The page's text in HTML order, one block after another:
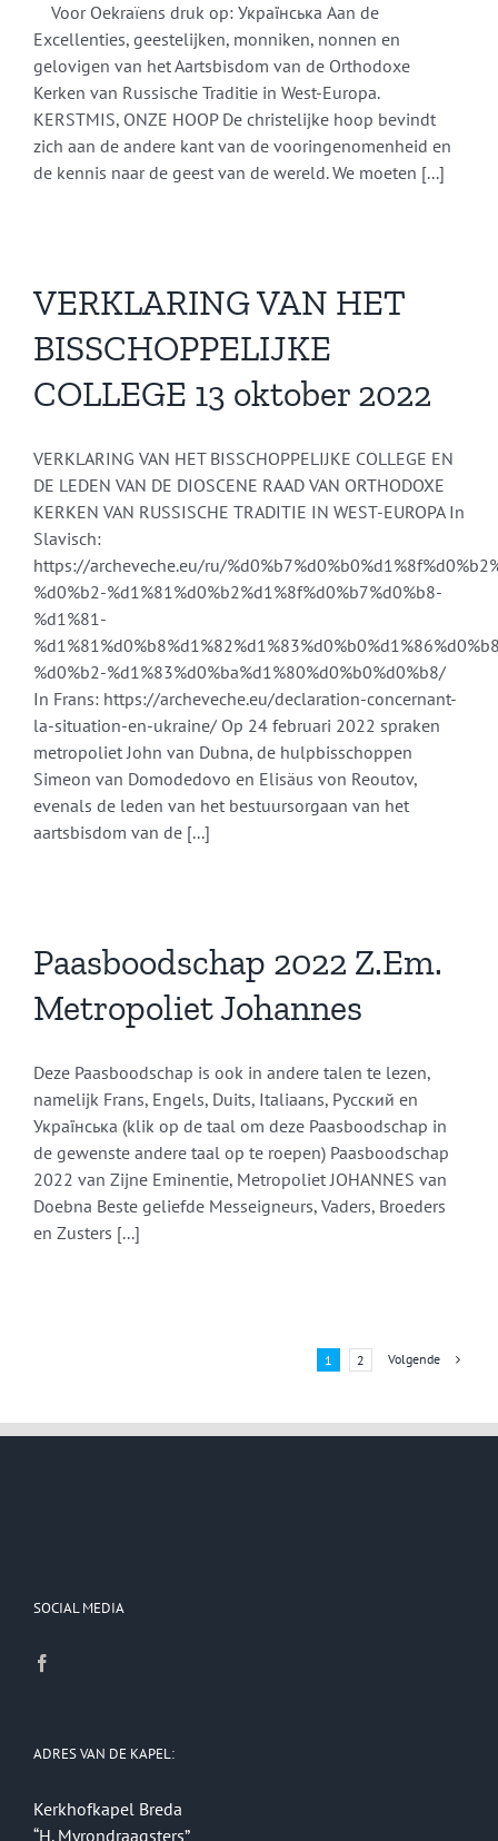
Voor Oekraïens druk op: Українська Aan de
Excellenties, geestelijken, monniken, nonnen en
gelovigen van het Aartsbisdom van de Orthodoxe
Kerken van Russische Traditie in West-Europa.
KERSTMIS, ONZE HOOP De christelijke hoop bevindt
zich aan de andere kant van de vooringenomenheid en
de kennis naar de geest van de wereld. We moeten [...]
VERKLARING VAN HET
BISSCHOPPELIJKE
COLLEGE 13 oktober 2022
VERKLARING VAN HET BISSCHOPPELIJKE COLLEGE EN
DE LEDEN VAN DE DIOSCENE RAAD VAN ORTHODOXE
KERKEN VAN RUSSISCHE TRADITIE IN WEST-EUROPA In
Slavisch:
https://archeveche.eu/ru/
%d0%b2-%d1%81%d0%b2%d1%8f%d0%b7%d0%b8-
%d1%81-
%d0%b2-%d1%83%d0%ba%d1%80%d0%b0%d0%b8/
In Frans: https://archeveche.eu/declaration-concernant-
la-situation-en-ukraine/ Op 24 februari 2022 spraken
metropoliet John van Dubna, de hulpbisschoppen
Simeon van Domodedovo en Elisäus von Reoutov,
evenals de leden van het bestuursorgaan van het
aartsbisdom van de [...]
Paasboodschap 2022 Z.Em.
Metropoliet Johannes
Deze Paasboodschap is ook in andere talen te lezen,
namelijk Frans, Engels, Duits, Italiaans, Русский en
Українська (klik op de taal om deze Paasboodschap in
de gewenste andere taal op te roepen) Paasboodschap
2022 van Zijne Eminentie, Metropoliet JOHANNES van
Doebna Beste geliefde Messeigneurs, Vaders, Broeders
en Zusters [...]
1 2 Volgende
SOCIAL MEDIA
ADRES VAN DE KAPEL:
Kerkhofkapel Breda
“H. Myrondraagsters”